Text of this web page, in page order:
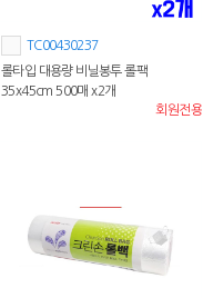
TC00430237
롤타입 대용량 비닐봉투 롤팩
35x45cm 500매 x2개
회원전용